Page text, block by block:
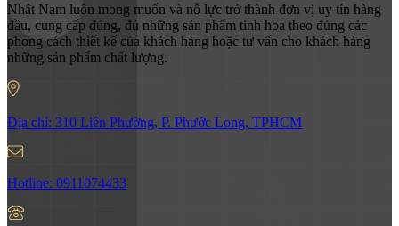
Nhật Nam luôn mong muốn và nỗ lực trở thành đơn vị uy tín hàng
đầu, cung cấp đúng, đủ những sản phẩm tinh hoa theo đúng các
phong cách thiết kế của khách hàng hoặc tư vấn cho khách hàng
những sản phẩm chất lượng.
Địa chỉ: 310 Liên Phường, P. Phước Long, TPHCM
Hotline: 0911074433